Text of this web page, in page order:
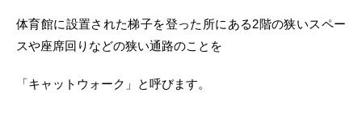
体育館に設置された梯子を登った所にある2階の狭いスペー
スや座席回りなどの狭い通路のことを
「キャットウォーク」と呼びます。